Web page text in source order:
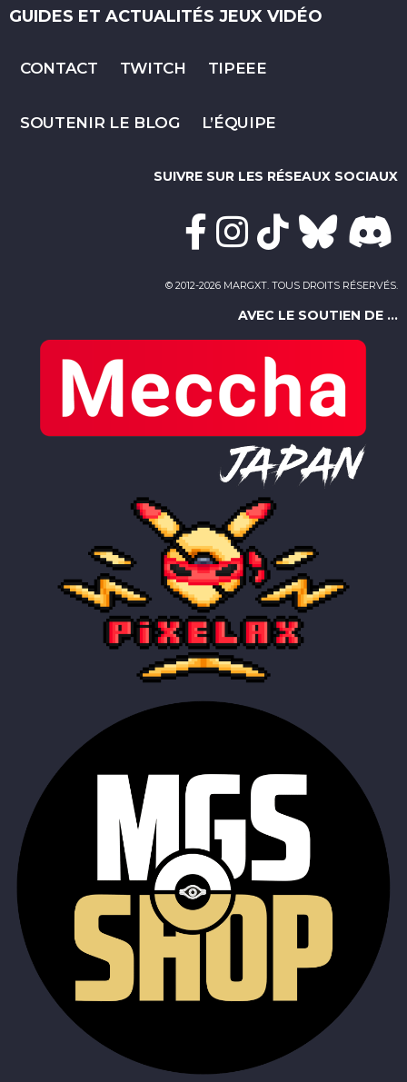
GUIDES ET ACTUALITÉS JEUX VIDÉO
CONTACT TWITCH TIPEEE
SOUTENIR LE BLOG L’ÉQUIPE
SUIVRE SUR LES RÉSEAUX SOCIAUX
© 2012-2026 MARGXT. TOUS DROITS RÉSERVÉS.
AVEC LE SOUTIEN DE ...